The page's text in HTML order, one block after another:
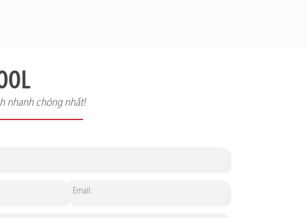
nhanh chóng nhất!